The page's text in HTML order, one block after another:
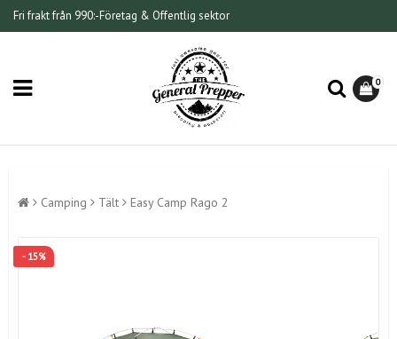
Fri frakt från 990:-Företag & Offentlig sektor
0
Camping Tält Easy Camp Rago 2
- 15%